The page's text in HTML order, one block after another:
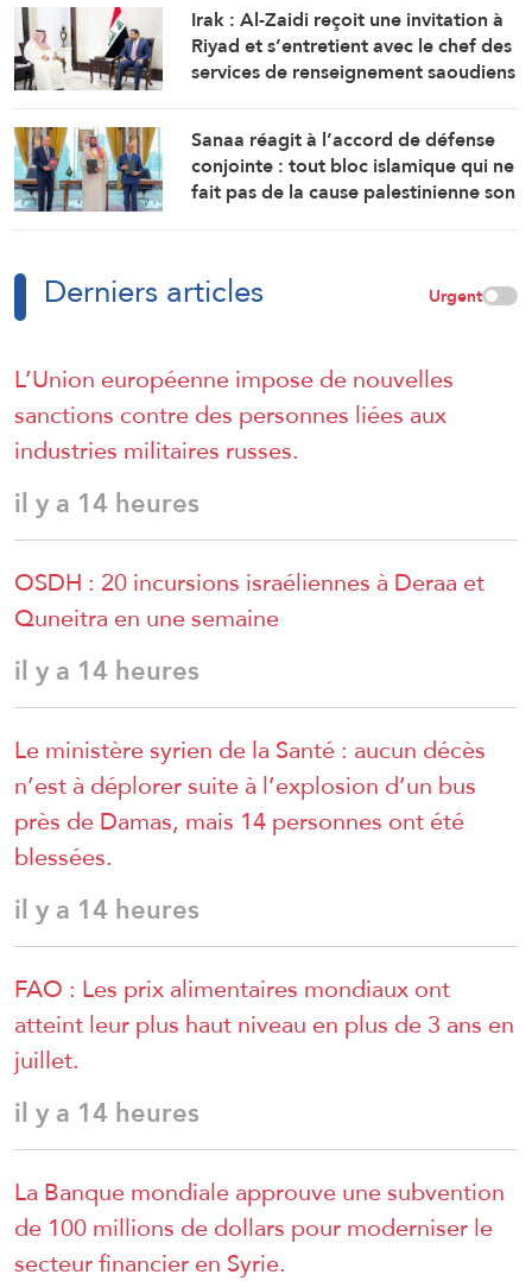
Irak : Al-Zaidi reçoit une invitation à
Riyad et s’entretient avec le chef des
services de renseignement saoudiens
Sanaa réagit à l’accord de défense
conjointe : tout bloc islamique qui ne
fait pas de la cause palestinienne son
Derniers articles Urgent
L’Union européenne impose de nouvelles
sanctions contre des personnes liées aux
industries militaires russes.
il y a 14 heures
OSDH : 20 incursions israéliennes à Deraa et
Quneitra en une semaine
il y a 14 heures
Le ministère syrien de la Santé : aucun décès
n’est à déplorer suite à l’explosion d’un bus
près de Damas, mais 14 personnes ont été
blessées.
il y a 14 heures
FAO : Les prix alimentaires mondiaux ont
atteint leur plus haut niveau en plus de 3 ans en
juillet.
il y a 14 heures
La Banque mondiale approuve une subvention
de 100 millions de dollars pour moderniser le
secteur financier en Syrie.